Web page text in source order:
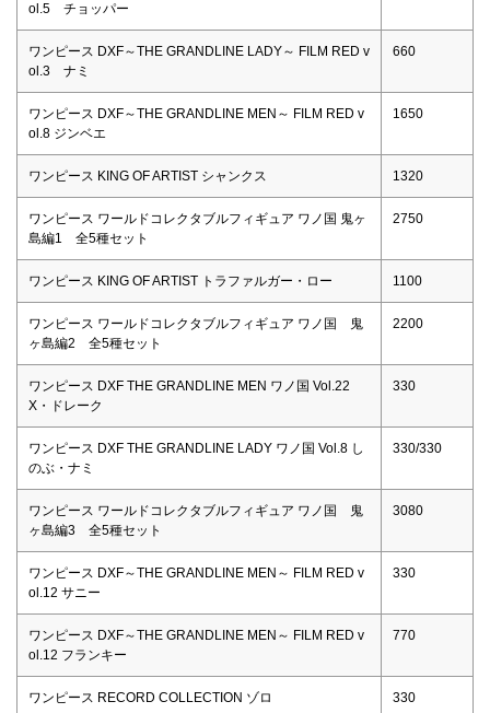
ol.5 チョッパー
ワンピース DXF～THE GRANDLINE LADY～ FILM RED v
ol.3 ナミ
660
ワンピース DXF～THE GRANDLINE MEN～ FILM RED v
ol.8 ジンベエ
1650
ワンピース KING OF ARTIST シャンクス 1320
ワンピース ワールドコレクタブルフィギュア ワノ国 鬼ヶ
島編1 全5種セット
2750
ワンピース KING OF ARTIST トラファルガー・ロー 1100
ワンピース ワールドコレクタブルフィギュア ワノ国 鬼
ヶ島編2 全5種セット
2200
ワンピース DXF THE GRANDLINE MEN ワノ国 Vol.22
X・ドレーク
330
ワンピース DXF THE GRANDLINE LADY ワノ国 Vol.8 し
のぶ・ナミ
330/330
ワンピース ワールドコレクタブルフィギュア ワノ国 鬼
ヶ島編3 全5種セット
3080
ワンピース DXF～THE GRANDLINE MEN～ FILM RED v
ol.12 サニー
330
ワンピース DXF～THE GRANDLINE MEN～ FILM RED v
ol.12 フランキー
770
ワンピース RECORD COLLECTION ゾロ 330